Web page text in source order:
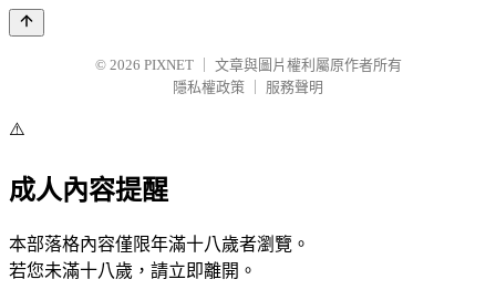
© 2026 PIXNET
文章與圖片權利屬原作者所有
隱私權政策
服務聲明
⚠️
成人內容提醒
本部落格內容僅限年滿十八歲者瀏覽。
若您未滿十八歲，請立即離開。